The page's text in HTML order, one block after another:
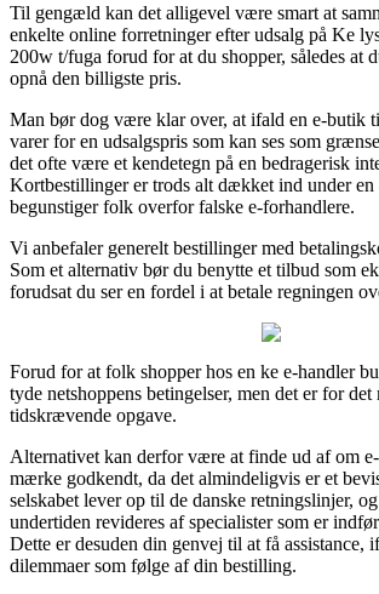
Til gengæld kan det alligevel være smart at
enkelte online forretninger efter udsalg på Ke
200w t/fuga forud for at du shopper, således at
opnå den billigste pris.
Man bør dog være klar over, at ifald en e-butik
varer for en udsalgspris som kan ses som
det ofte være et kendetegn på en bedragerisk
Kortbestillinger er trods alt dækket ind under en
begunstiger folk overfor falske e-forhandlere.
Vi anbefaler generelt bestillinger med
Som et alternativ bør du benytte et tilbud som
forudsat du ser en fordel i at betale regningen
Forud for at folk shopper hos en ke e-handler
tyde netshoppens betingelser, men det er for det
tidskrævende opgave.
Alternativet kan derfor være at finde ud af om
mærke godkendt, da det almindeligvis er et
selskabet lever op til de danske retningslinjer,
undertiden revideres af specialister som er
Dette er desuden din genvej til at få assistance,
dilemmaer som følge af din bestilling.